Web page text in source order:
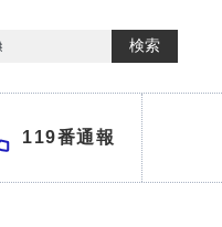
検索
119番通報